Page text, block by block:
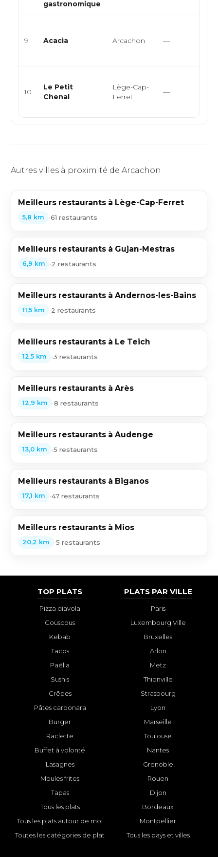
gastronomique
9 Acacia Arcachon —
10
Le Petit
Chenal
Lège-Cap-
Ferret
—
Autres villes à proximité de Arcachon
Meilleurs restaurants à Lège-Cap-Ferret
5,8 km •61 restaurants
Meilleurs restaurants à Gujan-Mestras
6,9 km •2 restaurants
Meilleurs restaurants à Andernos-les-Bains
11,5 km •2 restaurants
Meilleurs restaurants à Le Teich
12,5 km •3 restaurants
Meilleurs restaurants à Arès
12,9 km •8 restaurants
Meilleurs restaurants à Audenge
13,0 km •5 restaurants
Meilleurs restaurants à Biganos
17,1 km •47 restaurants
Meilleurs restaurants à Mios
20,2 km •5 restaurants
TOP PLATS
Pizza diavola
Couscous
Kebab
Tacos
Paëlla
Sushis
Crêpes
Pâtes carbonara
Burger
Raclette
Buffet à volonté
Lasagnes
Moules frites
Tapas
Tous les plats
Tous les plats autour de moi
Toutes les catégories de plat
PLATS PAR VILLE
Paris
Luxembourg Ville
Bruxelles
Arlon
Metz
Thionville
Strasbourg
Lyon
Marseille
Toulouse
Nantes
Grenoble
Rouen
Dijon
Bordeaux
Montpellier
Tous les pays et villes